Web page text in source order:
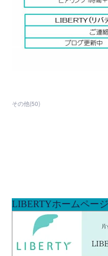
その他(50)